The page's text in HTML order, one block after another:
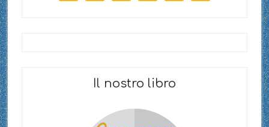
Il nostro libro